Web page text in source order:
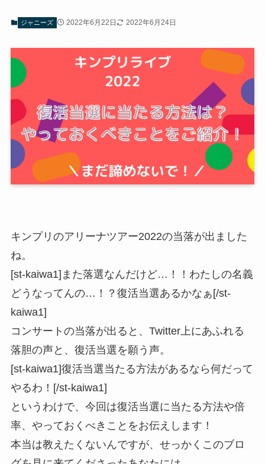
ジャニーズ 2022年6月22日 2022年6月24日
キンプリのアリーナツアー2022の当落が出ました
ね。
[st-kaiwa1]また落選なんだけど…！！わたしの名義
どうなってんの…！？復活当選あるかなぁ[/st-
kaiwa1]
コンサートの当落が出ると、Twitter上にあふれる
落胆の声と、復活当選を願う声。
[st-kaiwa1]復活当選当たる方法があるなら何だって
やるわ！[/st-kaiwa1]
というわけで、今回は復活当選に当たる方法や倍
率、やっておくべきことをお伝えします！
本当は教えたくないんですが、せっかくこのブロ